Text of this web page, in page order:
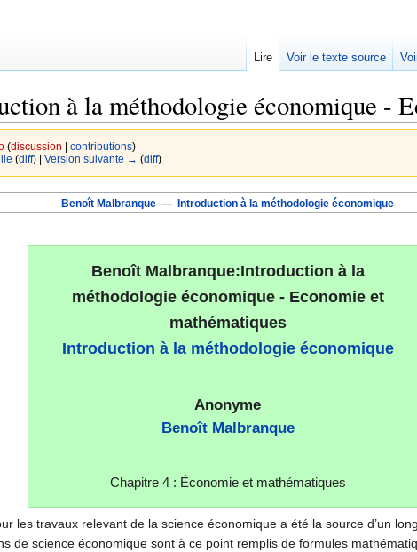
à la méthodologie économique -
(discussion contributions)
(diff) | Version suivante → (diff)
Benoît Malbranque — Introduction à la méthodologie économique
Benoît Malbranque:Introduction à la
méthodologie économique - Economie et
mathématiques
Introduction à la méthodologie économique
Anonyme
Benoît Malbranque
Chapitre 4 : Économie et mathématiques
les travaux relevant de la science économique a été la source d’un
de science économique sont à ce point remplis de formules
Lire Voir le texte source